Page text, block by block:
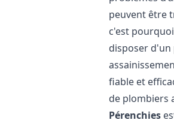
peuvent être
c'est
disposer
fiable et
de plombiers
Pérenchies